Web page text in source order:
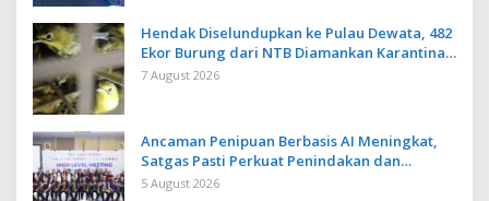
Hendak Diselundupkan ke Pulau Dewata, 482
Ekor Burung dari NTB Diamankan Karantina
Bali
7 August 2026
Ancaman Penipuan Berbasis AI Meningkat,
Satgas Pasti Perkuat Penindakan dan
Pengembangan Aplikasi Anti Penipuan
5 August 2026